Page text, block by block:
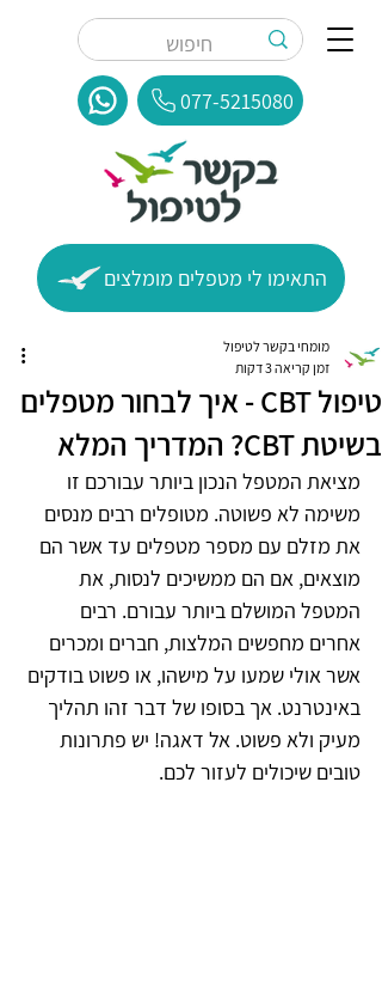
077-5215080
התאימו לי מטפלים מומלצים
טיפול CBT - איך לבחור מטפלים
בשיטת CBT? המדריך המלא
מומחי בקשר לטיפול
זמן קריאה 3 דקות
מציאת המטפל הנכון ביותר עבורכם זו
משימה לא פשוטה. מטופלים רבים מנסים
את מזלם עם מספר מטפלים עד אשר הם
מוצאים, אם הם ממשיכים לנסות, את
המטפל המושלם ביותר עבורם. רבים
אחרים מחפשים המלצות, חברים ומכרים
אשר אולי שמעו על מישהו, או פשוט בודקים
באינטרנט. אך בסופו של דבר זהו תהליך
מעיק ולא פשוט. אל דאגה! יש פתרונות
טובים שיכולים לעזור לכם.